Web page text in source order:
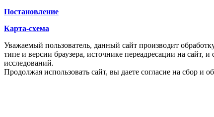
Постановление
Карта-схема
Уважаемый пользователь, данный сайт производит
типе и версии браузера, источнике переадресации на сайт,
исследований.
Продолжая использовать сайт, вы даете согласие на сбор